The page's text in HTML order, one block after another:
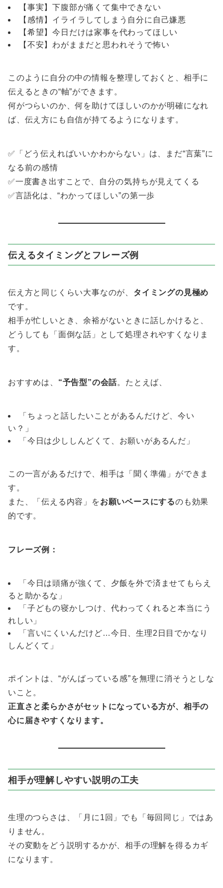
【事実】下腹部が痛くて集中できない
【感情】イライラしてしまう自分に自己嫌悪
【希望】今日だけは家事を代わってほしい
【不安】わがままだと思われそうで怖い
このように自分の中の情報を整理しておくと、相手に
伝えるときの“軸”ができます。
何がつらいのか、何を助けてほしいのかが明確になれ
ば、伝え方にも自信が持てるようになります。
✅「どう伝えればいいかわからない」は、まだ“言葉”に
なる前の感情
✅一度書き出すことで、自分の気持ちが見えてくる
✅言語化は、“わかってほしい”の第一歩
伝えるタイミングとフレーズ例
伝え方と同じくらい大事なのが、 タイミングの見極め
です。
相手が忙しいとき、余裕がないときに話しかけると、
どうしても「面倒な話」として処理されやすくなりま
す。
おすすめは、 “予告型”の会話。たとえば、
「ちょっと話したいことがあるんだけど、今い
い？」
「今日は少ししんどくて、お願いがあるんだ」
この一言があるだけで、相手は「聞く準備」ができま
す。
また、「伝える内容」をお願いベースにするのも効果
的です。
フレーズ例：
「今日は頭痛が強くて、夕飯を外で済ませてもらえ
ると助かるな」
「子どもの寝かしつけ、代わってくれると本当にう
れしい」
「言いにくいんだけど…今日、生理2日目でかなり
しんどくて」
ポイントは、“がんばっている感”を無理に消そうとしな
いこと。
正直さと柔らかさがセットになっている方が、相手の
心に届きやすくなります。
相手が理解しやすい説明の工夫
生理のつらさは、「月に1回」でも「毎回同じ」ではあ
りません。
その変動をどう説明するかが、相手の理解を得るカギ
になります。